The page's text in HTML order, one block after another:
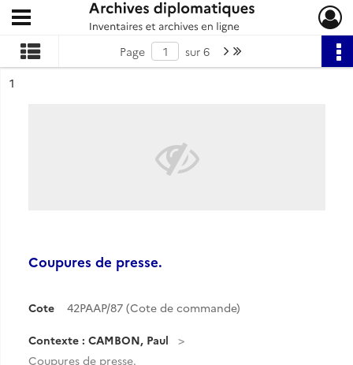
Archives diplomatiques
Ouvrir le menu déroulant
Page sur 6 Page suivante : 1/6
n°
1
Coupures de presse.
Cote 42PAAP/87 (Cote de commande)
Contexte : CAMBON, Paul
Coupures de presse.